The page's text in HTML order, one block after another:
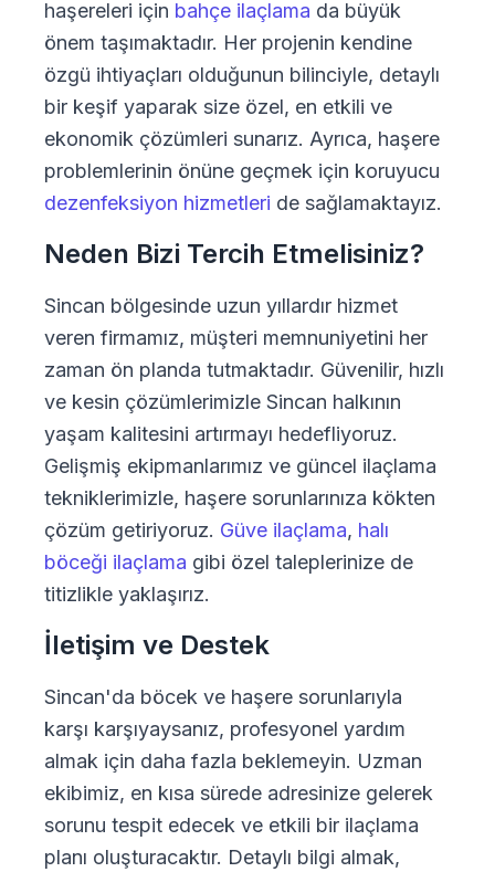
haşereleri için bahçe ilaçlama da büyük
önem taşımaktadır. Her projenin kendine
özgü ihtiyaçları olduğunun bilinciyle, detaylı
bir keşif yaparak size özel, en etkili ve
ekonomik çözümleri sunarız. Ayrıca, haşere
problemlerinin önüne geçmek için koruyucu
dezenfeksiyon hizmetleri de sağlamaktayız.
Neden Bizi Tercih Etmelisiniz?
Sincan bölgesinde uzun yıllardır hizmet
veren firmamız, müşteri memnuniyetini her
zaman ön planda tutmaktadır. Güvenilir, hızlı
ve kesin çözümlerimizle Sincan halkının
yaşam kalitesini artırmayı hedefliyoruz.
Gelişmiş ekipmanlarımız ve güncel ilaçlama
tekniklerimizle, haşere sorunlarınıza kökten
çözüm getiriyoruz. Güve ilaçlama, halı
böceği ilaçlama gibi özel taleplerinize de
titizlikle yaklaşırız.
İletişim ve Destek
Sincan'da böcek ve haşere sorunlarıyla
karşı karşıyaysanız, profesyonel yardım
almak için daha fazla beklemeyin. Uzman
ekibimiz, en kısa sürede adresinize gelerek
sorunu tespit edecek ve etkili bir ilaçlama
planı oluşturacaktır. Detaylı bilgi almak,